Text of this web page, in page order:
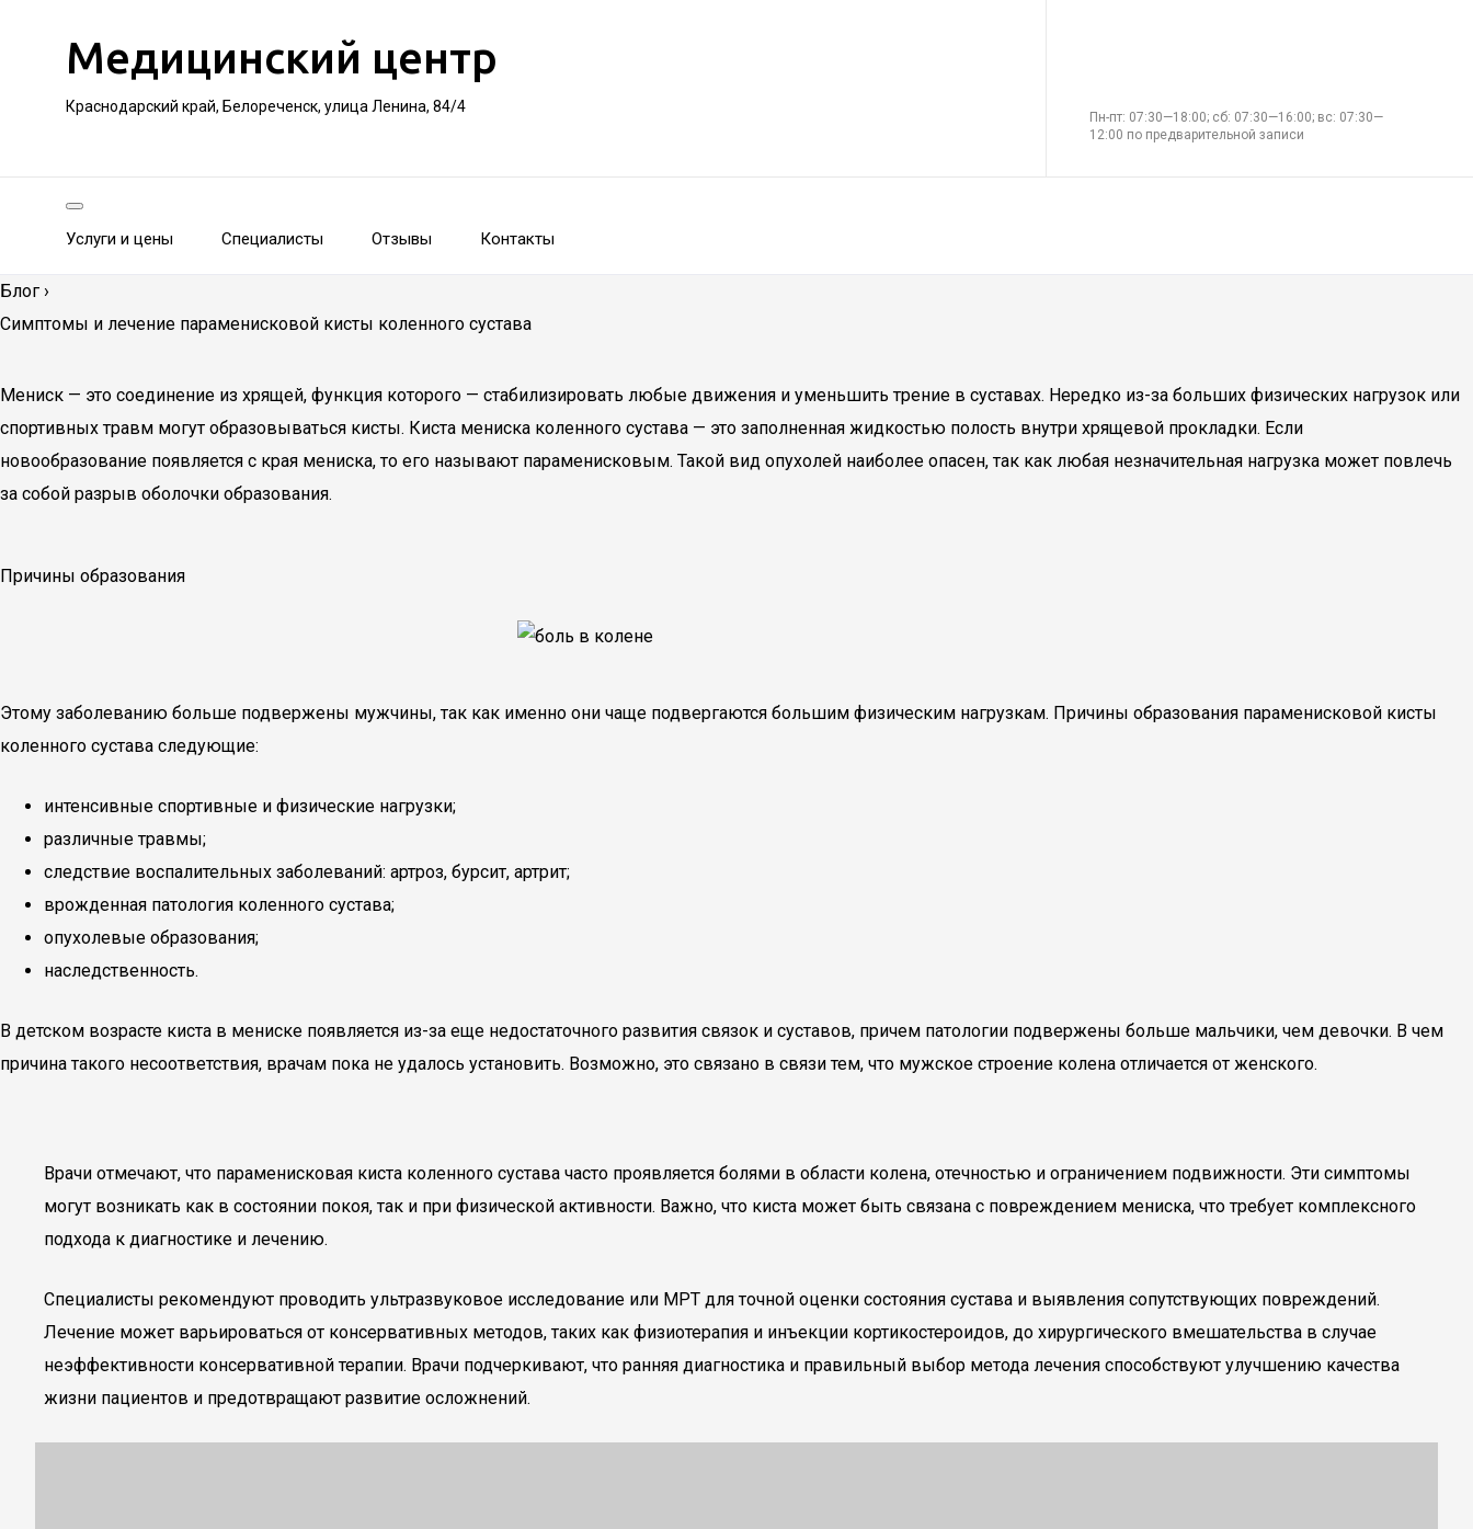
Медицинский центр
Краснодарский край, Белореченск, улица Ленина, 84/4
Пн-пт: 07:30—18:00; сб: 07:30—16:00; вс: 07:30—
12:00 по предварительной записи
Услуги и цены Специалисты Отзывы Контакты
Блог ›
Симптомы и лечение параменисковой кисты коленного сустава
Мениск — это соединение из хрящей, функция которого — стабилизировать любые движения и уменьшить трение в суставах. Нередко из-за больших физических нагрузок или
спортивных травм могут образовываться кисты. Киста мениска коленного сустава — это заполненная жидкостью полость внутри хрящевой прокладки. Если
новообразование появляется с края мениска, то его называют параменисковым. Такой вид опухолей наиболее опасен, так как любая незначительная нагрузка может повлечь
за собой разрыв оболочки образования.
Причины образования
Этому заболеванию больше подвержены мужчины, так как именно они чаще подвергаются большим физическим нагрузкам. Причины образования параменисковой кисты
коленного сустава следующие:
интенсивные спортивные и физические нагрузки;
различные травмы;
следствие воспалительных заболеваний: артроз, бурсит, артрит;
врожденная патология коленного сустава;
опухолевые образования;
наследственность.
В детском возрасте киста в мениске появляется из-за еще недостаточного развития связок и суставов, причем патологии подвержены больше мальчики, чем девочки. В чем
причина такого несоответствия, врачам пока не удалось установить. Возможно, это связано в связи тем, что мужское строение колена отличается от женского.
Врачи отмечают, что параменисковая киста коленного сустава часто проявляется болями в области колена, отечностью и ограничением подвижности. Эти симптомы
могут возникать как в состоянии покоя, так и при физической активности. Важно, что киста может быть связана с повреждением мениска, что требует комплексного
подхода к диагностике и лечению.
Специалисты рекомендуют проводить ультразвуковое исследование или МРТ для точной оценки состояния сустава и выявления сопутствующих повреждений.
Лечение может варьироваться от консервативных методов, таких как физиотерапия и инъекции кортикостероидов, до хирургического вмешательства в случае
неэффективности консервативной терапии. Врачи подчеркивают, что ранняя диагностика и правильный выбор метода лечения способствуют улучшению качества
жизни пациентов и предотвращают развитие осложнений.